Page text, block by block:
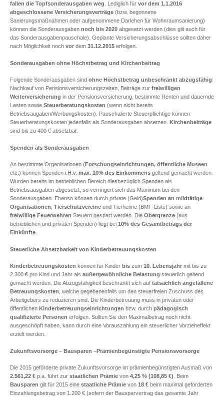
fallen die Topfsonderausgaben weg . Lediglich für vor dem 1.1.2016
abgeschlossene Versicherungsverträge (bzw. begonnene
Sanierungsmaßnahmen oder aufgenommene Darlehen für Wohnraumsanierung)
können die Sonderausgaben noch bis 2020 abgesetzt werden (dies gilt auch für
das Sonderausgabenpauschale). Geplante Versicherungsabschlüsse sollten daher
nach Möglichkeit noch vor dem 31.12.2015 erfolgen.
Sonderausgaben ohne Höchstbetrag und Kirchenbeitrag
Folgende Sonderausgaben sind ohne Höchstbetrag unbeschränkt abzugsfähig:
Nachkauf von Pensionsversicherungszeiten, Beiträge zur freiwilligen
Weiterversicherung in der Pensionsversicherung, bestimmte Renten und dauernde
Lasten sowie Steuerberatungskosten (wenn nicht bereits
Betriebsaugaben/Werbungskosten). Pauschalierte Steuerpflichtige können
Steuerberatungskosten jedenfalls als Sonderausgaben absetzen.
Kirchenbeiträge
sind bis zu 400 € absetzbar.
Spenden als Sonderausgaben
An bestimmte Organisationen (Forschungseinrichtungen, öffentliche Museen
etc.) können Spenden i.H.v. max. 10% des Einkommens geltend gemacht werden.
Wurden bereits im betrieblichen Bereich diesbezüglich Spenden als
Betriebsausgaben abgesetzt, so verringert sich das Maximum bei den
Sonderausgaben. Ebenso können durch private (Geld)Spenden an mildtätige
Organisationen Tierschutzvereine und Tierheime (BMF-Liste) sowie an
freiwillige Feuerwehren Steuern gespart werden. Die Obergrenze (aus
betrieblichen und privaten Spenden) liegt bei 10% des Gesamtbetrags der
Einkünfte
Steuerliche Absetzbarkeit von Kinderbetreuungskosten
Kinderbetreuungskosten können für Kinder bis zum 10. Lebensjahr mit bis zu
2.300 € pro Kind und Jahr als außergewöhnliche Belastung steuerlich geltend
gemacht werden. Die Abzugsfähigkeit beschränkt sich auf tatsächlich angefallene
Betreuungskosten , welche gegebenenfalls um den steuerfreien Zuschuss des
Arbeitgebers zu reduzieren sind. Die Kinderbetreuung muss in privaten oder
öffentlichen Kinderbetreuungseinrichtungen bzw. durch pädagogisch
qualifizierte Personen erfolgen. Sollten Sie den Maximalbetrag noch nicht
ausgeschöpft haben, kann durch eine Vorauszahlung ein steuerlicher Vorzieheffekt
erzielt werden.
Zukunftsvorsorge – Bausparen –Prämienbegünstigte Pensionsvorsorge
Die 2015 geförderte private Zukunftsvorsorge im prämienbegünstigten Ausmaß von
2.561,22 € p.a. führt zur staatlichen Prämie von 4,25 % (108,85 €) . Beim
Bausparen gilt für 2015 eine staatliche Prämie von 18 € beim maximal geförderten
Einzahlungsbetrag von 1.200 € (sofern der Bausparvertrag das gesamte Jahr